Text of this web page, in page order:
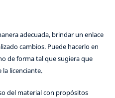
adecuada, brindar un enlace
cambios. Puede hacerlo en
de forma tal que sugiera que
la licenciante.
del material con propósitos